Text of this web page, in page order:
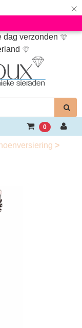
×
dag verzonden
0
>